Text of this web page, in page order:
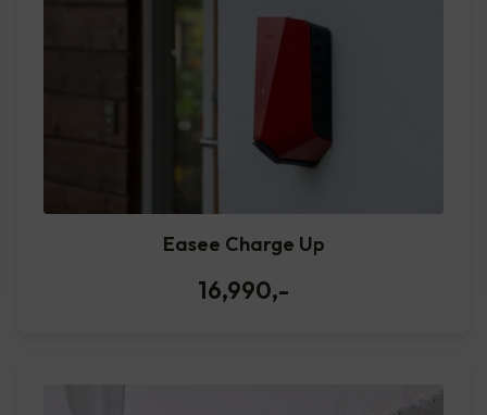
Easee Charge Up
16,990,-